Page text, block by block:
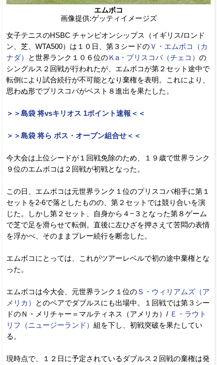
エムボコ
画像提供:ゲッティイメージズ
女子テニスのHSBC チャンピオンシップス（イギリス/ロンド
ン、芝、WTA500）は１０日、第３シードのＶ・エムボコ（カ
ナダ）
と世界ランク１０６位のＫa・プリスコバ（チェコ） の
シングルス２回戦が行われたが、エムボコが第２セット途中で
転倒により試合続行が不可能となり棄権を表明。これにより、
思わぬ形でプリスコバがベスト８進出を果たした。
＞＞島袋 将vsキリオス 1ポイント速報＜＜
＞＞島袋 将ら ボス・オープン組合せ＜＜
今大会は上位シードが１回戦免除のため、１９歳で世界ランク
９位のエムボコは２回戦が初戦となった。
この日、エムボコは元世界ランク１位のプリスコバ相手に第１
セットを2-6で落としたものの、第２セットでは競り合いを演
じた。しかし第２セット、自身から４−３となった第８ゲーム
で芝で足を滑らせて転倒。直後に左ひざを押さえて苦悶の表情
を浮かべ、そのままプレー続行を断念した。
エムボコにとっては、これがツアーレベルで初の途中棄権とな
った。
エムボコは今大会、元世界ランク１位のＳ・ウィリアムズ（ア
メリカ）
とのペアでダブルスにも出場中。１回戦では第３シー
ドのＮ・メリチャー＝マルティネス（アメリカ）/ Ｅ・ラウト
リフ（ニュージーランド） 組を下し、初戦突破を果たしてい
る。
現時点で、１２日に予定されているダブルス２回戦の棄権は発